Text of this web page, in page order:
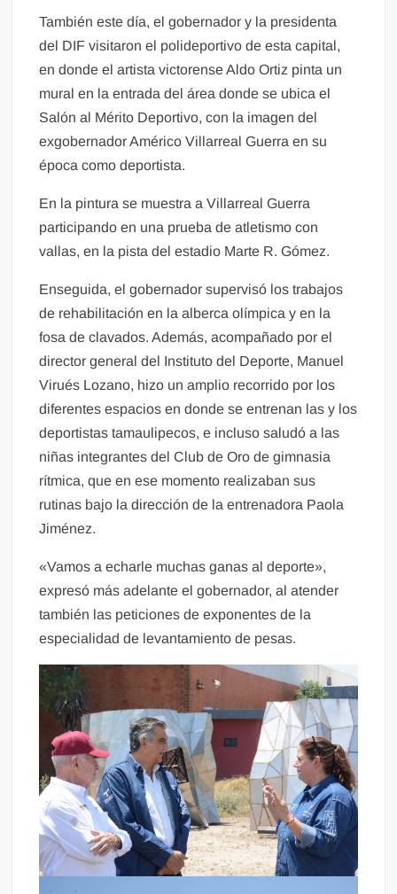
También este día, el gobernador y la presidenta
del DIF visitaron el polideportivo de esta capital,
en donde el artista victorense Aldo Ortiz pinta un
mural en la entrada del área donde se ubica el
Salón al Mérito Deportivo, con la imagen del
exgobernador Américo Villarreal Guerra en su
época como deportista.
En la pintura se muestra a Villarreal Guerra
participando en una prueba de atletismo con
vallas, en la pista del estadio Marte R. Gómez.
Enseguida, el gobernador supervisó los trabajos
de rehabilitación en la alberca olímpica y en la
fosa de clavados. Además, acompañado por el
director general del Instituto del Deporte, Manuel
Virués Lozano, hizo un amplio recorrido por los
diferentes espacios en donde se entrenan las y los
deportistas tamaulipecos, e incluso saludó a las
niñas integrantes del Club de Oro de gimnasia
rítmica, que en ese momento realizaban sus
rutinas bajo la dirección de la entrenadora Paola
Jiménez.
«Vamos a echarle muchas ganas al deporte»,
expresó más adelante el gobernador, al atender
también las peticiones de exponentes de la
especialidad de levantamiento de pesas.